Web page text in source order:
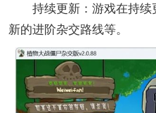
持续更新：游戏在持续
新的进阶杂交路线等。